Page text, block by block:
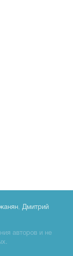
, Дмитрий
авторов и не